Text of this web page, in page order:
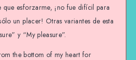
que esforzarme, ¡no fue difícil para
un placer! Otras variantes de esta
y “My pleasure”.
the bottom of my heart for